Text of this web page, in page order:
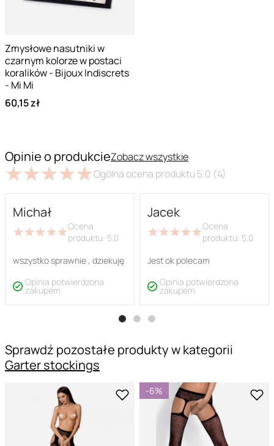
Zmysłowe nasutniki w
czarnym kolorze w postaci
koralików - Bijoux Indiscrets
- Mi Mi
60,15 zł
Opinie o produkcieZobacz wszystkie
★★★★★
★★★★★Ogólna ocena produktu 5.0 (4)
Michał
★★★★★
★★★★★Ocena
produktu: 5.0
wszystko sprawnie , dziekuję
Opinia potwierdzona
zakupem
Jacek
★★★★★
★★★★★Ocena
produktu: 5.0
Jest ok polecam
Opinia potwierdzona
zakupem
Sprawdź pozostałe produkty w kategorii
Garter stockings
-6%